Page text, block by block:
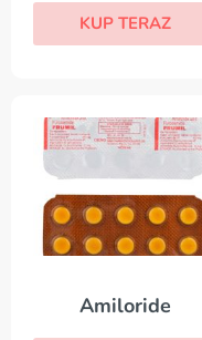
KUP TERAZ
Amiloride